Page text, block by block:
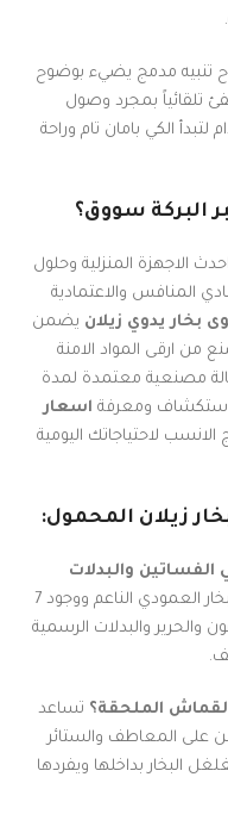
تنبيه مدمج يضيء بوضوح
تلقائياً بمجرد وصول
لتبدأ الكي بامان تام وراحة
البركة سووق؟
الاجهزة المنزلية وحلول
المنافس والاعتمادية
بخار يدوي زيلان يضمن
ارقى المواد الامنة
مصنعية معتمدة لمدة
استكشاف ومعرفة اسعار
الانسب لاحتياجاتك اليومية
زيلان المحمول:
والبدلات
نعم وبشدة بفضل نظام البخار العمودي الناعم ووجود 7
والحرير والبدلات الرسمية
الملحقة؟ تساعد
من على المعاطف والستائر
البخار بداخلها ويفردها